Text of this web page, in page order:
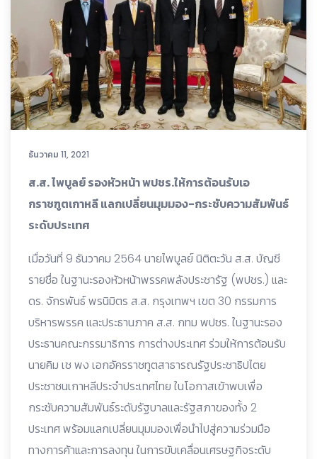
ธันวาคม 11, 2021
ส.ส. ไพบูลย์ รองหัวหน้า พปชร.ให้การต้อนรับเอ
กราชฑูตเกาหลี แลกเปลี่ยนมุมมอง-กระชับความสัมพันธ์
ระดับประเทศ
เมื่อวันที่ 9 ธันวาคม 2564 นายไพบูลย์ นิติตะวัน ส.ส. บัญชี
รายชื่อ ในฐานะรองหัวหน้าพรรคพลังประชารัฐ (พปชร.) และ
ดร. จักรพันธ์ พรนิมิตร ส.ส. กรุงเทพฯ เขต 30 กรรมการ
บริหารพรรค และประธานภาค ส.ส. กทม พปชร. ในฐานะรอง
ประธานคณะกรรมาธิการ การต่างประเทศร่วมให้การต้อนรับ
นายคิม เช พง เอกอัครราชทูตสาธารณรัฐประชาธิปไตย
ประชาชนเกาหลีประจำประเทศไทย ในโอกาสเข้าพบเพื่อ
กระชับความสัมพันธ์ระดับรัฐบาลและรัฐสภาของทั้ง 2
ประเทศพร้อมแลกเปลี่ยนมุมมองเพื่อนำไปสู่ความร่วมมือ
ทางการค้าและการลงทุน ในการขับเคลื่อนเศรษฐกิจระดับ